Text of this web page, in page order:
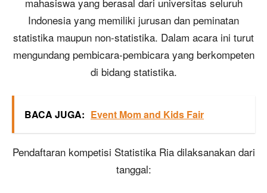
Indonesia yang memiliki jurusan dan peminatan
statistika maupun non-statistika. Dalam acara ini turut
mengundang pembicara-pembicara yang berkompeten
di bidang statistika.
BACA JUGA: Event Mom and Kids Fair
Pendaftaran kompetisi Statistika Ria dilaksanakan dari
tanggal: